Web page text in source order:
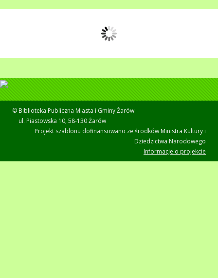
© Biblioteka Publiczna Miasta i Gminy Żarów
ul. Piastowska 10, 58-130 Żarów
Projekt szablonu dofinansowano ze środków Ministra Kultury i
Dziedzictwa Narodowego
Informacje o projekcie